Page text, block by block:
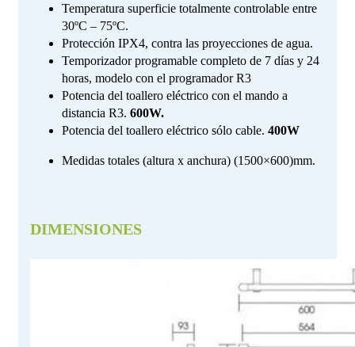
Temperatura superficie totalmente controlable entre
30ºC – 75ºC.
Protección IPX4, contra las proyecciones de agua.
Temporizador programable completo de 7 días y 24
horas, modelo con el programador R3
Potencia del toallero eléctrico con el mando a
distancia R3. 600W.
Potencia del toallero eléctrico sólo cable. 400W
Medidas totales (altura x anchura) (1500×600)mm.
DIMENSIONES